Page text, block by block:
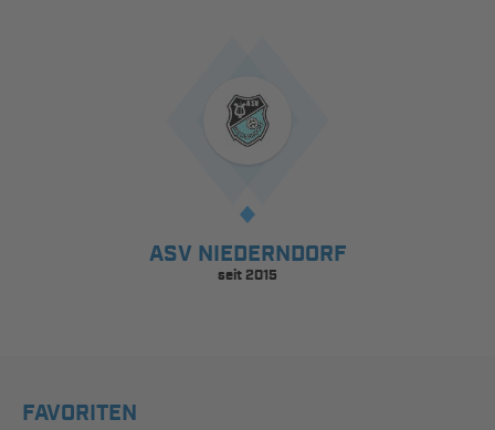
ASV NIEDERNDORF
seit 2015
FAVORITEN